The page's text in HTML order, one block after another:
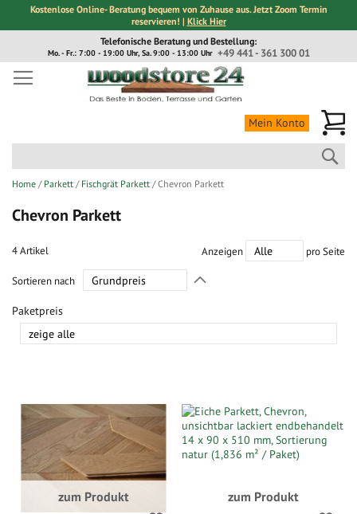
Kostenlose Online- Beratung bequem von Zuhause aus. Jetzt Zoom Termin
reservieren! | Klick Hier
Inhalt
Telefonische Beratung und Bestellung:
+49 441 - 361 300 01
Mo. - Fr.: 7:00 - 19:00 Uhr, Sa. 9:00 - 13:00 Uhr
Mein Konto
Home Parkett Fischgrät Parkett Chevron Parkett
Chevron Parkett
4Artikel Anzeigen pro Seite
Sortieren nach
festlegen
Paketpreis
zum Produkt zum Produkt